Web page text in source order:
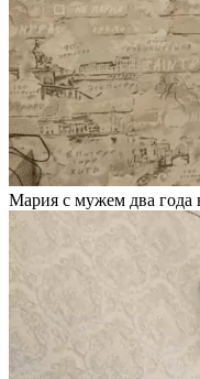
Мария с мужем два года